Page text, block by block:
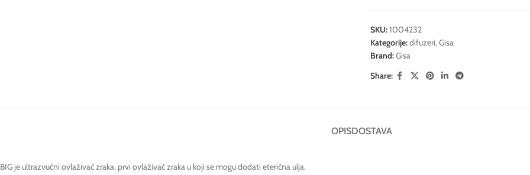
SKU:1004232
Kategorije:difuzeri, Gisa
Brand:Gisa
Share:
OPISDOSTAVA
BIG je ultrazvučni ovlaživač zraka, prvi ovlaživač zraka u koji se mogu dodati eterična ulja.